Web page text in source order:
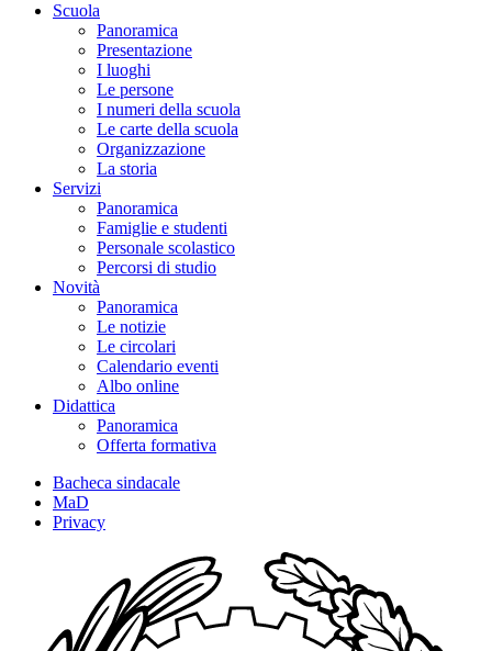
Scuola
Panoramica
Presentazione
I luoghi
Le persone
I numeri della scuola
Le carte della scuola
Organizzazione
La storia
Servizi
Panoramica
Famiglie e studenti
Personale scolastico
Percorsi di studio
Novità
Panoramica
Le notizie
Le circolari
Calendario eventi
Albo online
Didattica
Panoramica
Offerta formativa
Bacheca sindacale
MaD
Privacy